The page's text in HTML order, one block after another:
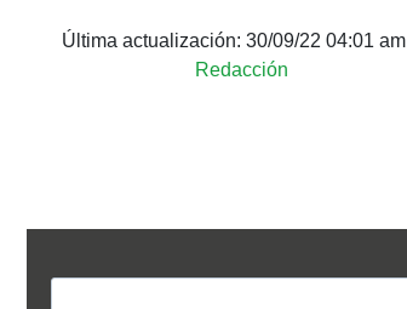
Última actualización: 30/09/22 04:01 am
Redacción